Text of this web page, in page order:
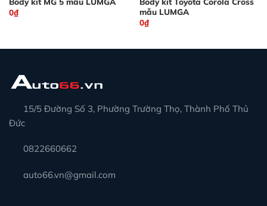
0₫
mẫu LUMGA
0₫
15/5 Đường Số 3, Phường Trường Thọ, Thành Phố Thủ
Đức
0822660662
auto66.vn@gmail.com